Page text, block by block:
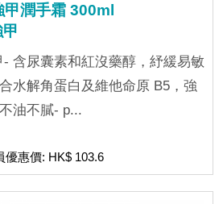
甲潤手霜 300ml
含尿囊素和紅沒藥醇，紓緩易敏
水解角蛋白及維他命原 B5，強
油不膩- p...
優惠價: HK$ 103.6